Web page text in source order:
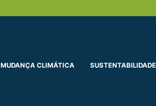
MUDANÇA CLIMÁTICA SUSTENTABILIDADE